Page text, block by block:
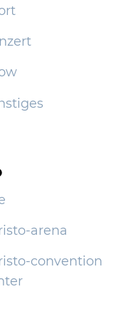
arena
convention